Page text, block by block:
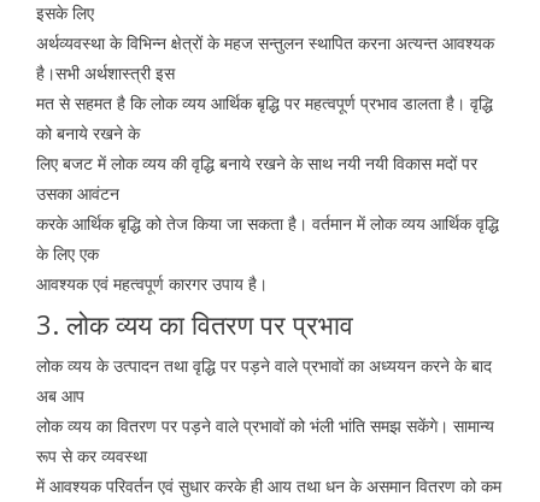
इसके लिए
अर्थव्यवस्था के विभिन्न क्षेत्रों के महज सन्तुलन स्थापित करना अत्यन्त आवश्यक
है।सभी अर्थशास्त्री इस
मत से सहमत है कि लोक व्यय आर्थिक बृद्धि पर महत्वपूर्ण प्रभाव डालता है। वृद्धि
को बनाये रखने के
लिए बजट में लोक व्यय की वृद्धि बनाये रखने के साथ नयी नयी विकास मदों पर
उसका आवंटन
करके आर्थिक बृद्धि को तेज किया जा सकता है। वर्तमान में लोक व्यय आर्थिक वृद्धि
के लिए एक
आवश्यक एवं महत्वपूर्ण कारगर उपाय है।
3. लोक व्यय का वितरण पर प्रभाव
लोक व्यय के उत्पादन तथा वृद्धि पर पड़ने वाले प्रभावों का अध्ययन करने के बाद
अब आप
लोक व्यय का वितरण पर पड़ने वाले प्रभावों को भंली भांति समझ सकेंगे। सामान्य
रूप से कर व्यवस्था
में आवश्यक परिवर्तन एवं सुधार करके ही आय तथा धन के असमान वितरण को कम